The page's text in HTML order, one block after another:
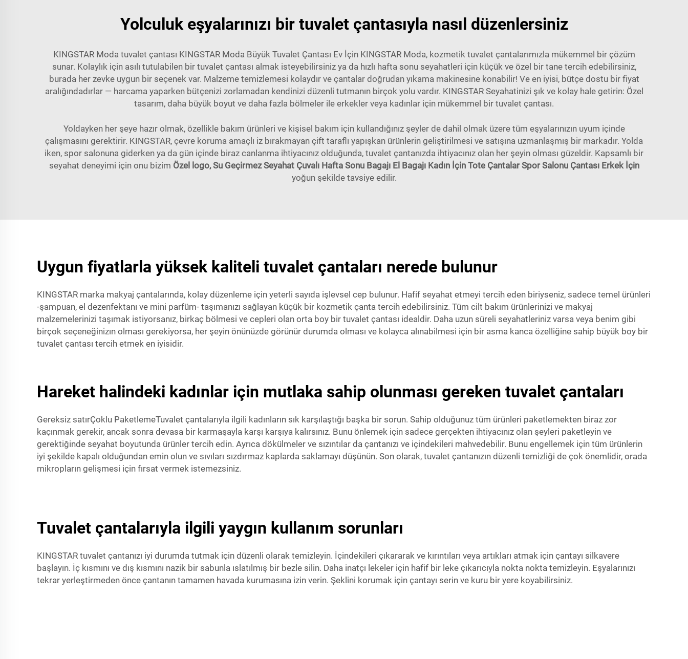
Yolculuk eşyalarınızı bir tuvalet çantasıyla nasıl düzenlersiniz
KINGSTAR Moda tuvalet çantası KINGSTAR Moda Büyük Tuvalet Çantası Ev İçin KINGSTAR Moda, kozmetik tuvalet çantalarımızla mükemmel bir çözüm
sunar. Kolaylık için asılı tutulabilen bir tuvalet çantası almak isteyebilirsiniz ya da hızlı hafta sonu seyahatleri için küçük ve özel bir tane tercih edebilirsiniz,
burada her zevke uygun bir seçenek var. Malzeme temizlemesi kolaydır ve çantalar doğrudan yıkama makinesine konabilir! Ve en iyisi, bütçe dostu bir fiyat
aralığındadırlar — harcama yaparken bütçenizi zorlamadan kendinizi düzenli tutmanın birçok yolu vardır. KINGSTAR Seyahatinizi şık ve kolay hale getirin: Özel
tasarım, daha büyük boyut ve daha fazla bölmeler ile erkekler veya kadınlar için mükemmel bir tuvalet çantası.
Yoldayken her şeye hazır olmak, özellikle bakım ürünleri ve kişisel bakım için kullandığınız şeyler de dahil olmak üzere tüm eşyalarınızın uyum içinde
çalışmasını gerektirir. KINGSTAR, çevre koruma amaçlı iz bırakmayan çift taraflı yapışkan ürünlerin geliştirilmesi ve satışına uzmanlaşmış bir markadır. Yolda
iken, spor salonuna giderken ya da gün içinde biraz canlanma ihtiyacınız olduğunda, tuvalet çantanızda ihtiyacınız olan her şeyin olması güzeldir. Kapsamlı bir
seyahat deneyimi için onu bizim Özel logo, Su Geçirmez Seyahat Çuvalı Hafta Sonu Bagajı El Bagajı Kadın İçin Tote Çantalar Spor Salonu Çantası Erkek İçin
yoğun şekilde tavsiye edilir.
Uygun fiyatlarla yüksek kaliteli tuvalet çantaları nerede bulunur
KINGSTAR marka makyaj çantalarında, kolay düzenleme için yeterli sayıda işlevsel cep bulunur. Hafif seyahat etmeyi tercih eden biriyseniz, sadece temel ürünleri
-şampuan, el dezenfektanı ve mini parfüm- taşımanızı sağlayan küçük bir kozmetik çanta tercih edebilirsiniz. Tüm cilt bakım ürünlerinizi ve makyaj
malzemelerinizi taşımak istiyorsanız, birkaç bölmesi ve cepleri olan orta boy bir tuvalet çantası idealdir. Daha uzun süreli seyahatleriniz varsa veya benim gibi
birçok seçeneğinizın olması gerekiyorsa, her şeyin önünüzde görünür durumda olması ve kolayca alınabilmesi için bir asma kanca özelliğine sahip büyük boy bir
tuvalet çantası tercih etmek en iyisidir.
Hareket halindeki kadınlar için mutlaka sahip olunması gereken tuvalet çantaları
Gereksiz satırÇoklu PaketlemeTuvalet çantalarıyla ilgili kadınların sık karşılaştığı başka bir sorun. Sahip olduğunuz tüm ürünleri paketlemekten biraz zor
kaçınmak gerekir, ancak sonra devasa bir karmaşayla karşı karşıya kalırsınız. Bunu önlemek için sadece gerçekten ihtiyacınız olan şeyleri paketleyin ve
gerektiğinde seyahat boyutunda ürünler tercih edin. Ayrıca dökülmeler ve sızıntılar da çantanızı ve içindekileri mahvedebilir. Bunu engellemek için tüm ürünlerin
iyi şekilde kapalı olduğundan emin olun ve sıvıları sızdırmaz kaplarda saklamayı düşünün. Son olarak, tuvalet çantanızın düzenli temizliği de çok önemlidir, orada
mikropların gelişmesi için fırsat vermek istemezsiniz.
Tuvalet çantalarıyla ilgili yaygın kullanım sorunları
KINGSTAR tuvalet çantanızı iyi durumda tutmak için düzenli olarak temizleyin. İçindekileri çıkararak ve kırıntıları veya artıkları atmak için çantayı silkavere
başlayın. İç kısmını ve dış kısmını nazik bir sabunla ıslatılmış bir bezle silin. Daha inatçı lekeler için hafif bir leke çıkarıcıyla nokta nokta temizleyin. Eşyalarınızı
tekrar yerleştirmeden önce çantanın tamamen havada kurumasına izin verin. Şeklini korumak için çantayı serin ve kuru bir yere koyabilirsiniz.